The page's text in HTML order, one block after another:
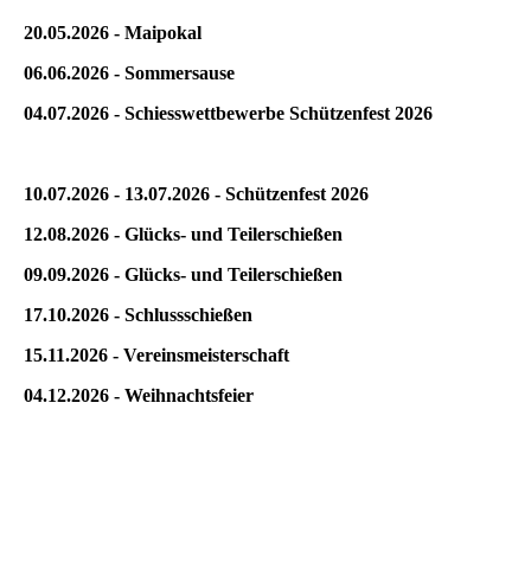
20.05.2026 - Maipokal
06.06.2026 - Sommersause
04.07.2026 - Schiesswettbewerbe Schützenfest 2026
10.07.2026 - 13.07.2026 - Schützenfest 2026
12.08.2026 - Glücks- und Teilerschießen
09.09.2026 - Glücks- und Teilerschießen
17.10.2026 - Schlussschießen
15.11.2026 - Vereinsmeisterschaft
04.12.2026 - Weihnachtsfeier